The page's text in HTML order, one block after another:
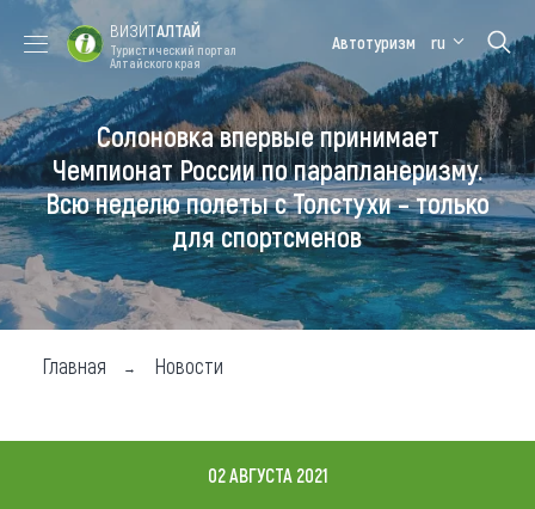
Форум VISIT
ALTAI
Цветение
маральника
Медицинский
форум
Алтайская
зимовка
Туры
Где побывать
Чем заняться
Где остановиться
ВИЗИТАЛТАЙ
Туристический портал
Алтайского края
Автотуризм ru
Солоновка впервые принимает
Чемпионат России по парапланеризму.
Всю неделю полеты с Толстухи – только
для спортсменов
Главная Новости
02 АВГУСТА 2021